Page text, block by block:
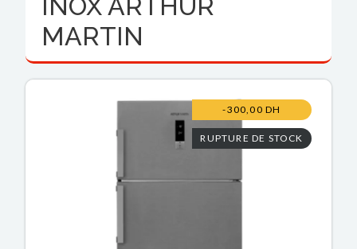
INOX ARTHUR
MARTIN
-300,00 DH
RUPTURE DE STOCK